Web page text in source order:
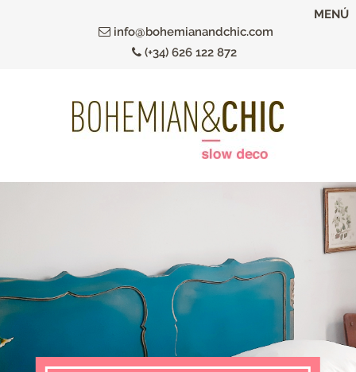
info@bohemianandchic.com
(+34) 626 122 872
MENÚ